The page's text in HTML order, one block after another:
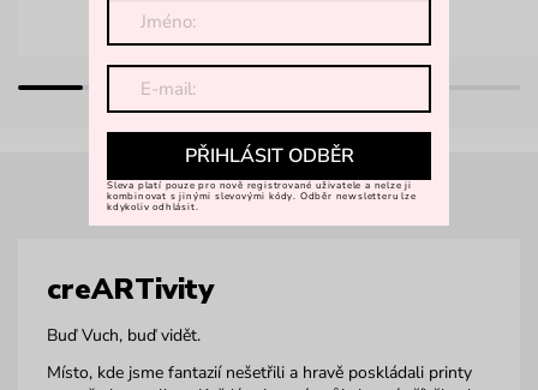
creARTivity
Buď Vuch, buď vidět.
Místo, kde jsme fantazií nešetřili a hravě poskládali printy
PŘIHLÁSIT ODBĚR
Sleva platí pouze pro nově registrované uživatele a nelze ji
kombinovat s jinými slevovými kódy. Odběr newsletteru lze
kdykoliv odhlásit.